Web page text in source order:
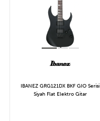
IBANEZ GRG121DX BKF GIO Serisi
Siyah Flat Elektro Gitar